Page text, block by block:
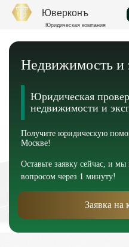
Юверконъ
Юридическая компания
Недвижимость и
Юридическая
недвижимости и
Получите юридическую
Москве!
Оставьте заявку сейчас, и
вопросом через 1 минуту!
Заявка на